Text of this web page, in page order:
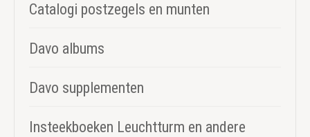
Catalogi postzegels en munten
Davo albums
Davo supplementen
Insteekboeken Leuchtturm en andere